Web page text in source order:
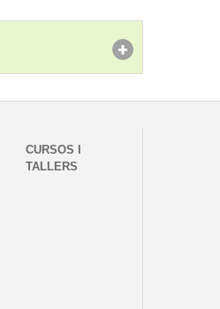
CURSOS I
TALLERS